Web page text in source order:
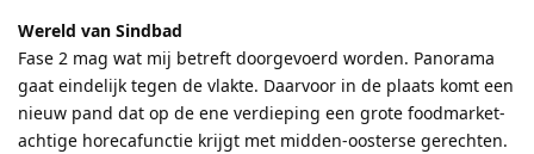
Wereld van Sindbad
Fase 2 mag wat mij betreft doorgevoerd worden. Panorama
gaat eindelijk tegen de vlakte. Daarvoor in de plaats komt een
nieuw pand dat op de ene verdieping een grote foodmarket-
achtige horecafunctie krijgt met midden-oosterse gerechten.